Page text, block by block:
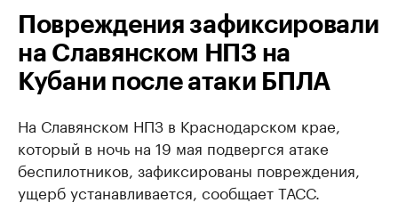
Повреждения зафиксировали
на Славянском НПЗ на
Кубани после атаки БПЛА
На Славянском НПЗ в Краснодарском крае,
который в ночь на 19 мая подвергся атаке
беспилотников, зафиксированы повреждения,
ущерб устанавливается, сообщает ТАСС.